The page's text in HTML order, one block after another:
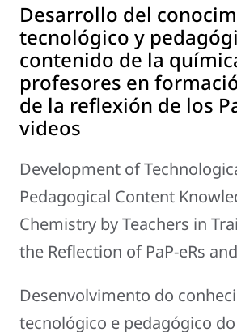
Desarrollo del
tecnológico y
contenido de la
profesores en
de la reflexión de los
videos
Development of
Pedagogical Content
Chemistry by Teachers in
the Reflection of PaP-eRs
Desenvolvimento do
tecnológico e pedagógico